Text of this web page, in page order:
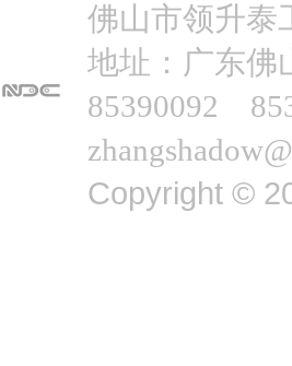
佛山市领升
地址：广东
85390092
Copyright ©